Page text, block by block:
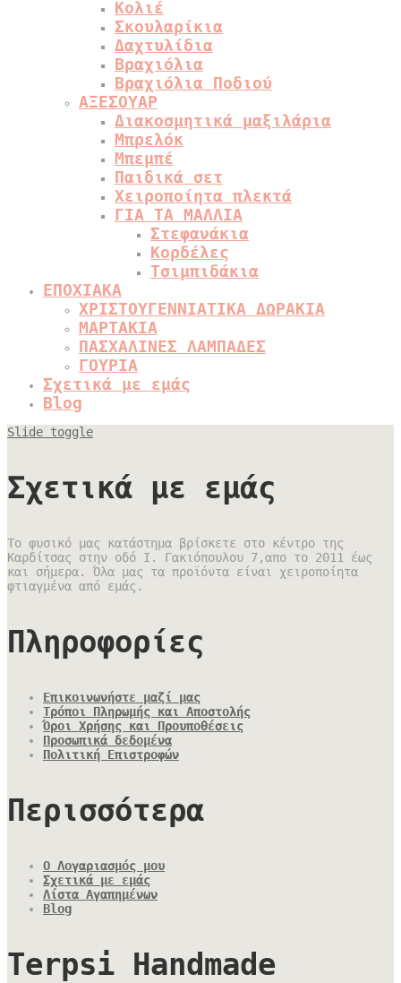
Κολιέ
Σκουλαρίκια
Δαχτυλίδια
Βραχιόλια
Βραχιόλια Ποδιού
ΑΞΕΣΟΥΑΡ
Διακοσμητικά μαξιλάρια
Μπρελόκ
Μπεμπέ
Παιδικά σετ
Χειροποίητα πλεκτά
ΓΙΑ ΤΑ ΜΑΛΛΙΑ
Στεφανάκια
Κορδέλες
Τσιμπιδάκια
ΕΠΟΧΙΑΚΑ
ΧΡΙΣΤΟΥΓΕΝΝΙΑΤΙΚΑ ΔΩΡΑΚΙΑ
ΜΑΡΤΑΚΙΑ
ΠΑΣΧΑΛΙΝΕΣ ΛΑΜΠΑΔΕΣ
ΓΟΥΡΙΑ
Σχετικά με εμάς
Blog
Slide toggle
Σχετικά με εμάς
Το φυσικό μας κατάστημα βρίσκετε στο κέντρο της
Καρδίτσας στην οδό Ι. Γακιόπουλου 7,απο το 2011 έως
και σήμερα. Όλα μας τα προϊόντα είναι χειροποίητα
φτιαγμένα από εμάς.
Πληροφορίες
Επικοινωνήστε μαζί μας
Τρόποι Πληρωμής και Αποστολής
Όροι Χρήσης και Προυποθέσεις
Προσωπικά δεδομένα
Πολιτική Επιστροφών
Περισσότερα
Ο Λογαριασμός μου
Σχετικά με εμάς
Λίστα Αγαπημένων
Blog
Terpsi Handmade